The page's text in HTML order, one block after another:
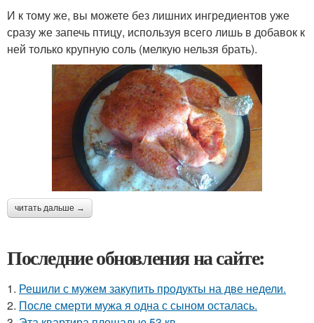
И к тому же, вы можете без лишних ингредиентов уже
сразу же запечь птицу, используя всего лишь в добавок к
ней только крупную соль (мелкую нельзя брать).
читать дальше →
Последние обновления на сайте:
1. Решили с мужем закупить продукты на две недели.
2. После смерти мужа я одна с сыном осталась.